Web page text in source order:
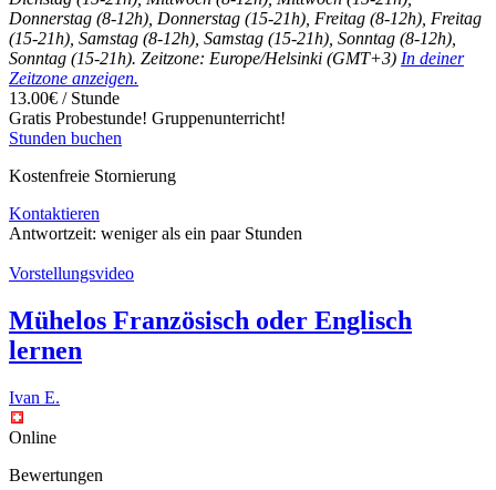
Donnerstag (8-12h), Donnerstag (15-21h), Freitag (8-12h), Freitag
(15-21h), Samstag (8-12h), Samstag (15-21h), Sonntag (8-12h),
Sonntag (15-21h). Zeitzone: Europe/Helsinki (GMT+3) In deiner
Zeitzone anzeigen.
13.00€ / Stunde
Gratis Probestunde! Gruppenunterricht!
Stunden buchen
Kostenfreie Stornierung
Kontaktieren
Antwortzeit: weniger als ein paar Stunden
Vorstellungsvideo
Mühelos Französisch oder Englisch
lernen
Ivan E.
Online
Bewertungen